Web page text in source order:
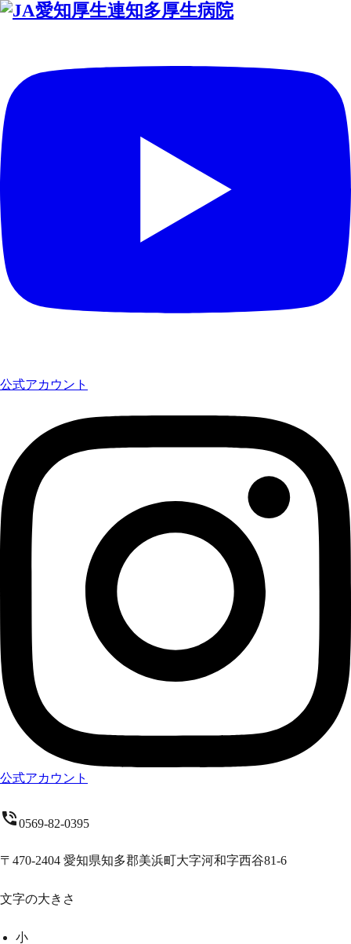
公式アカウント
公式アカウント
phone_in_talk0569-82-0395
〒470-2404 愛知県知多郡美浜町大字河和字西谷81-6
文字の大きさ
小